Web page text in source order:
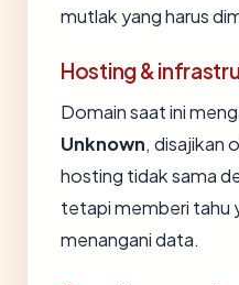
mutlak yang harus
Hosting &
Domain saat ini
Unknown, disajikan
hosting tidak sama
tetapi memberi tahu
menangani data.